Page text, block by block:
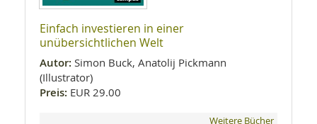
Einfach investieren in einer
unübersichtlichen Welt
Autor: Simon Buck, Anatolij Pickmann
(Illustrator)
Preis: EUR 29.00
Weitere Bücher